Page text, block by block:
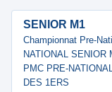
SENIOR M1
Championnat Pre-
NATIONAL SENIOR
PMC PRE-
DES 1ERS